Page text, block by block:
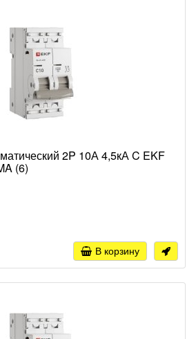
2P 10А 4,5кА C EKF
(6)
В корзину